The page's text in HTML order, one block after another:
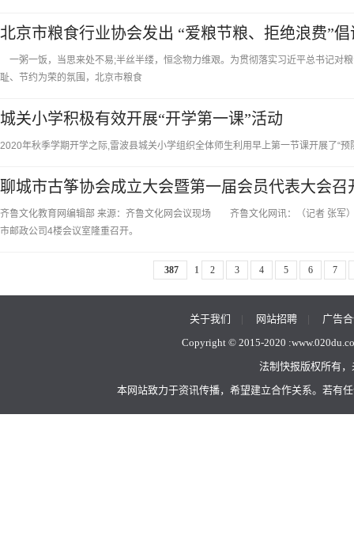
北京市粮食行业协会发出 “爱粮节粮、拒绝浪费”倡
一粥一饭，当思来处不易;半丝半缕，恒念物力维艰。为贯彻落实习近平总书记对
耻、节约为荣的氛围，北京市粮食
城关小学积极有效开展“开学第一课”活动
2020年秋季学期开学之际,雷波县城关小学组织全体师生利用早上第一节课开展了“预
聊城市古筝协会成立大会暨第一届会员代表大会召
齐鲁文化教育网编辑部 来源：齐鲁文化网会议现场 齐鲁文化网讯：（记者 张军
市邮政公司4楼会议室隆重召开。
387 1 2 3 4 5 6 7
关于我们 | 网站招聘| 广告
Copyright © 2015-2020 :
法制快报版权所有
本网站致力于资讯传播，希望建立合作关系。若有